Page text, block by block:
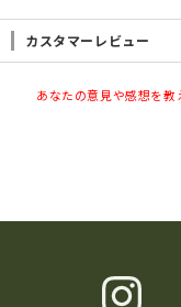
カスタマーレビュー
あなたの意見や感想を教